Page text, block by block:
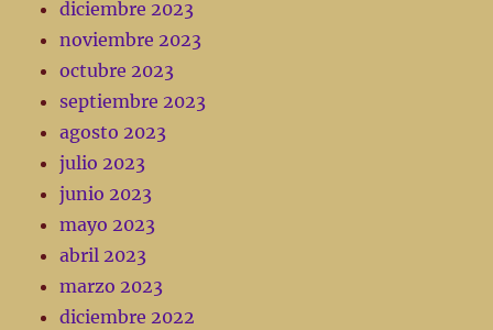
diciembre 2023
noviembre 2023
octubre 2023
septiembre 2023
agosto 2023
julio 2023
junio 2023
mayo 2023
abril 2023
marzo 2023
diciembre 2022